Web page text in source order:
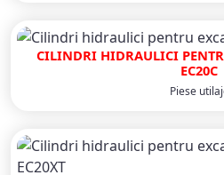
CILINDRI HIDRAULICI
EC20C
Piese